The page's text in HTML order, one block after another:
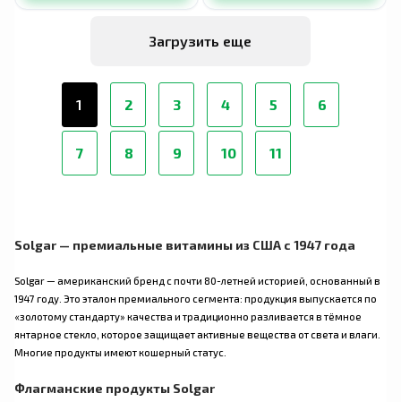
Загрузить еще
1 2 3 4 5 6
7 8 9 10 11
Solgar — премиальные витамины из США с 1947 года
Solgar — американский бренд с почти 80-летней историей, основанный в
1947 году. Это эталон премиального сегмента: продукция выпускается по
«золотому стандарту» качества и традиционно разливается в тёмное
янтарное стекло, которое защищает активные вещества от света и влаги.
Многие продукты имеют кошерный статус.
Флагманские продукты Solgar